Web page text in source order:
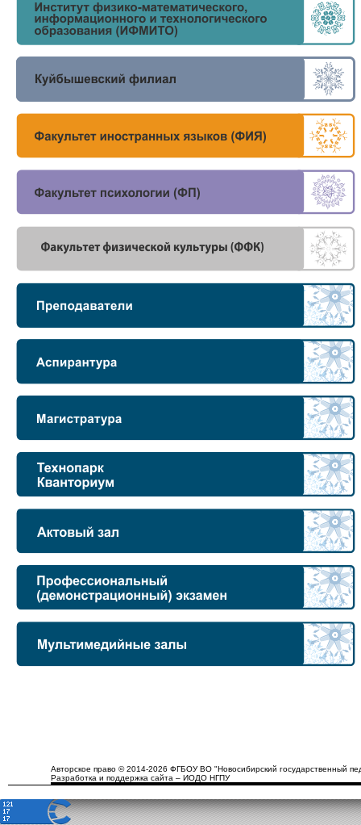
Авторское право © 2014-2026 ФГБОУ ВО "Новосибирский государственный
Разработка и поддержка сайта – ИОДО НГПУ